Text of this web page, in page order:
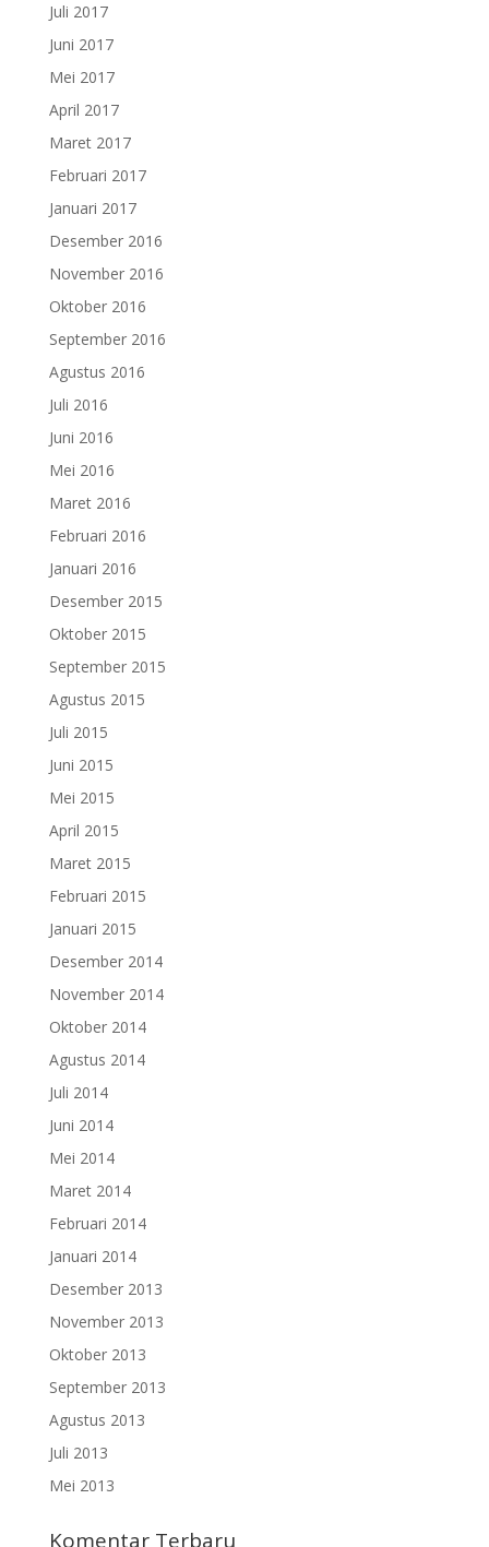
Juli 2017
Juni 2017
Mei 2017
April 2017
Maret 2017
Februari 2017
Januari 2017
Desember 2016
November 2016
Oktober 2016
September 2016
Agustus 2016
Juli 2016
Juni 2016
Mei 2016
Maret 2016
Februari 2016
Januari 2016
Desember 2015
Oktober 2015
September 2015
Agustus 2015
Juli 2015
Juni 2015
Mei 2015
April 2015
Maret 2015
Februari 2015
Januari 2015
Desember 2014
November 2014
Oktober 2014
Agustus 2014
Juli 2014
Juni 2014
Mei 2014
Maret 2014
Februari 2014
Januari 2014
Desember 2013
November 2013
Oktober 2013
September 2013
Agustus 2013
Juli 2013
Mei 2013
Komentar Terbaru